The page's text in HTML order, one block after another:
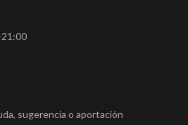
sugerencia o aportación